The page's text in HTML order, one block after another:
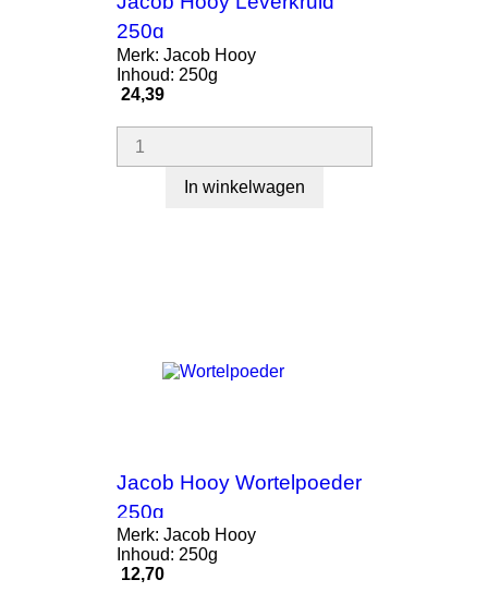
250g
Merk: Jacob Hooy
Inhoud: 250g
Prijs
24,39
In winkelwagen
Jacob Hooy Wortelpoeder
250g
Merk: Jacob Hooy
Inhoud: 250g
Prijs
12,70